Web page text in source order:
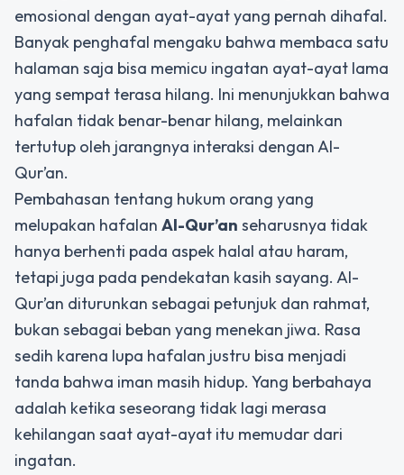
emosional dengan ayat-ayat yang pernah dihafal.
Banyak penghafal mengaku bahwa membaca satu
halaman saja bisa memicu ingatan ayat-ayat lama
yang sempat terasa hilang. Ini menunjukkan bahwa
hafalan tidak benar-benar hilang, melainkan
tertutup oleh jarangnya interaksi dengan Al-
Qur’an.
Pembahasan tentang hukum orang yang
melupakan hafalan Al-Qur’an seharusnya tidak
hanya berhenti pada aspek halal atau haram,
tetapi juga pada pendekatan kasih sayang. Al-
Qur’an diturunkan sebagai petunjuk dan rahmat,
bukan sebagai beban yang menekan jiwa. Rasa
sedih karena lupa hafalan justru bisa menjadi
tanda bahwa iman masih hidup. Yang berbahaya
adalah ketika seseorang tidak lagi merasa
kehilangan saat ayat-ayat itu memudar dari
ingatan.